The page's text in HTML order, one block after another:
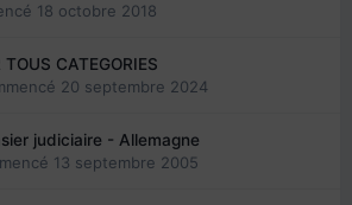
18 octobre 2018
TOUS CATEGORIES
20 septembre 2024
judiciaire - Allemagne
13 septembre 2005